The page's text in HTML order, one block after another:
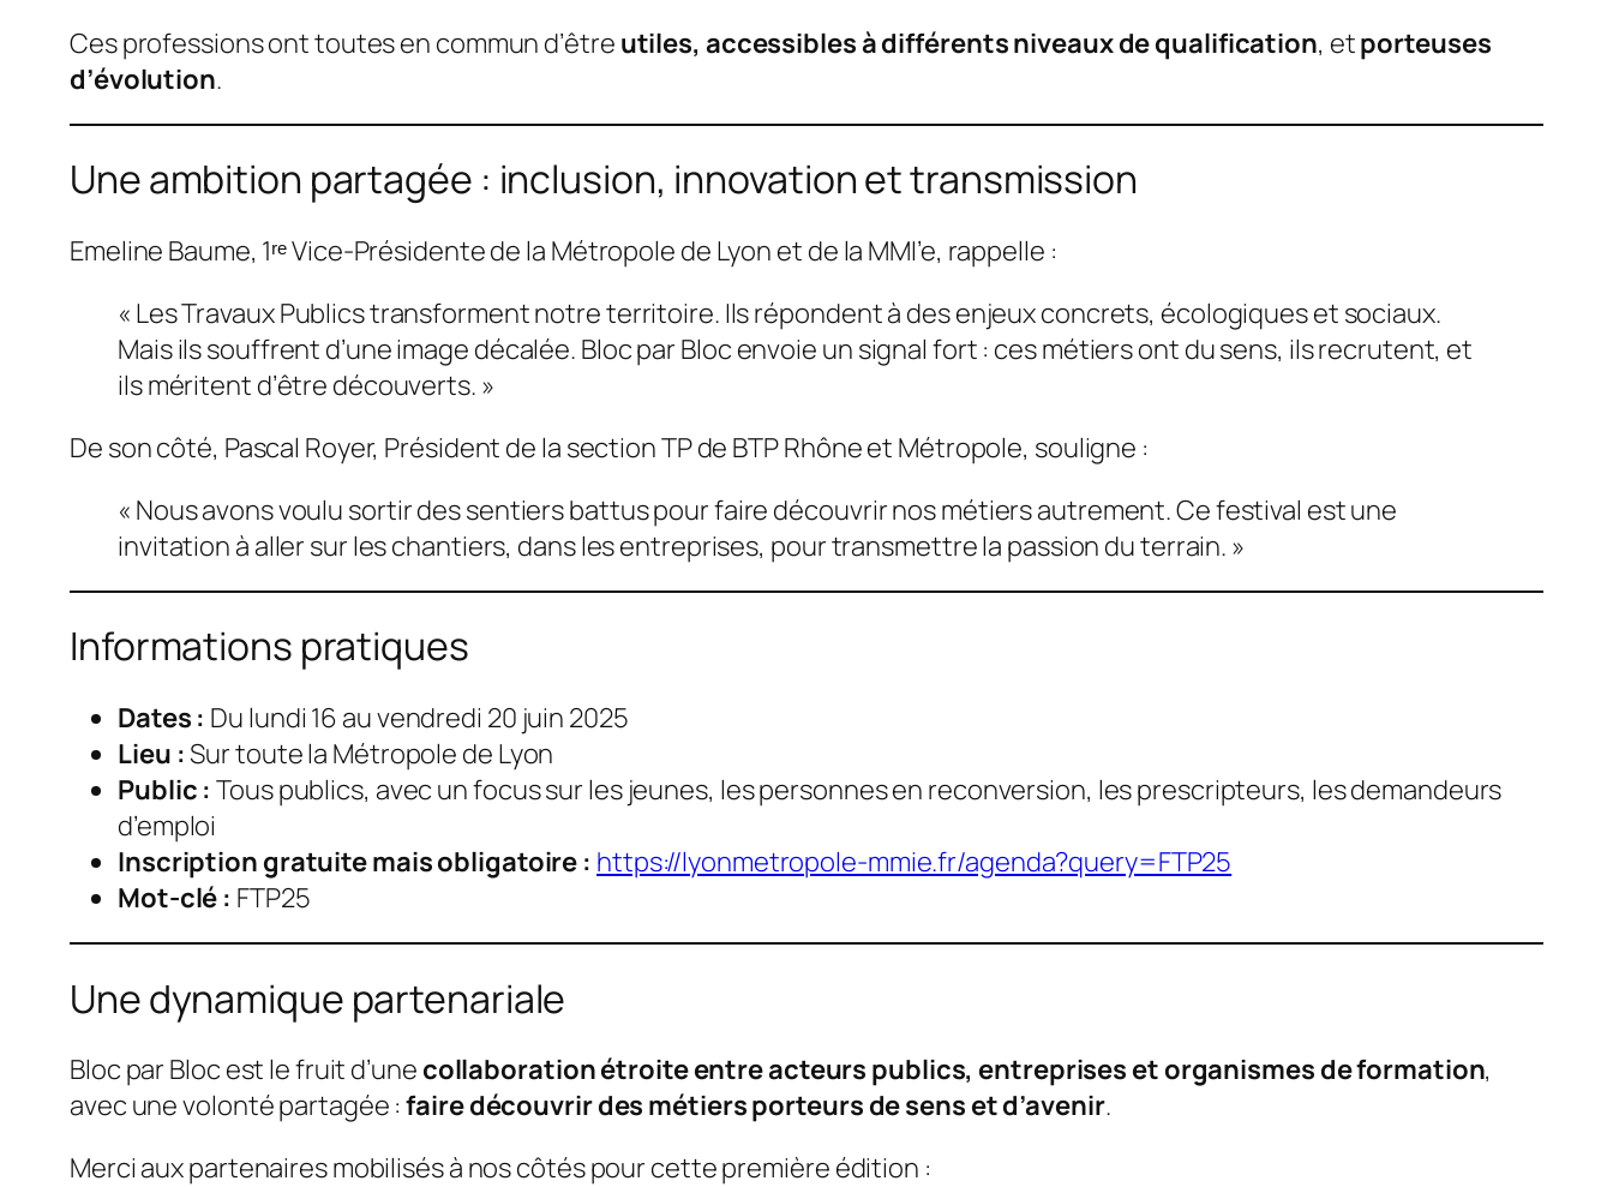
Ces professions ont toutes en commun d’être utiles, accessibles à différents niveaux de qualification, etporteuses
d’évolution.
Une ambition partagée : inclusion, innovation et transmission
Emeline Baume, 1ʳᵉ Vice-Présidente de la Métropole de Lyon et de la MMI’e, rappelle :
« Les Travaux Publics transforment notre territoire. Ils répondent à des enjeux concrets, écologiques et sociaux.
Mais ils souffrent d’une image décalée. Bloc par Bloc envoie un signal fort : ces métiers ont du sens, ils recrutent, et
ils méritent d’être découverts. »
De son côté, Pascal Royer, Président de la section TP de BTP Rhône et Métropole, souligne :
« Nous avons voulu sortir des sentiers battus pour faire découvrir nos métiers autrement. Ce festival est une
invitation à aller sur les chantiers, dans les entreprises, pour transmettre la passion du terrain. »
Informations pratiques
Dates : Du lundi 16 au vendredi 20 juin 2025
Lieu :Sur toute la Métropole de Lyon
Public : Tous publics, avec un focus sur les jeunes, les personnes en reconversion, les prescripteurs, les demandeurs
d’emploi
Inscription gratuite mais obligatoire : https://lyonmetropole-mmie.fr/agenda?query=FTP25
Mot-clé : FTP25
Une dynamique partenariale
Bloc par Bloc est le fruit d’une collaboration étroite entre acteurs publics, entreprises et organismes de formation,
avec une volonté partagée :faire découvrir des métiers porteurs de sens et d’avenir.
Merci aux partenaires mobilisés à nos côtés pour cette première édition :